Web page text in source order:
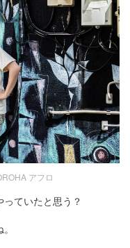
アフロ
っていたと思う？